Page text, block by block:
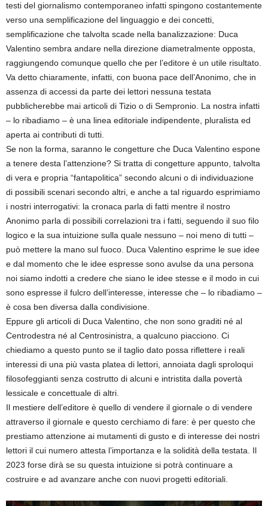
testi del giornalismo contemporaneo infatti spingono costantemente
verso una semplificazione del linguaggio e dei concetti,
semplificazione che talvolta scade nella banalizzazione: Duca
Valentino sembra andare nella direzione diametralmente opposta,
raggiungendo comunque quello che per l’editore è un utile risultato.
Va detto chiaramente, infatti, con buona pace dell’Anonimo, che in
assenza di accessi da parte dei lettori nessuna testata
pubblicherebbe mai articoli di Tizio o di Sempronio. La nostra infatti
– lo ribadiamo – è una linea editoriale indipendente, pluralista ed
aperta ai contributi di tutti.
Se non la forma, saranno le congetture che Duca Valentino espone
a tenere desta l’attenzione? Si tratta di congetture appunto, talvolta
di vera e propria “fantapolitica” secondo alcuni o di individuazione
di possibili scenari secondo altri, e anche a tal riguardo esprimiamo
i nostri interrogativi: la cronaca parla di fatti mentre il nostro
Anonimo parla di possibili correlazioni tra i fatti, seguendo il suo filo
logico e la sua intuizione sulla quale nessuno – noi meno di tutti –
può mettere la mano sul fuoco. Duca Valentino esprime le sue idee
e dal momento che le idee espresse sono avulse da una persona
noi siamo indotti a credere che siano le idee stesse e il modo in cui
sono espresse il fulcro dell’interesse, interesse che – lo ribadiamo –
è cosa ben diversa dalla condivisione.
Eppure gli articoli di Duca Valentino, che non sono graditi né al
Centrodestra né al Centrosinistra, a qualcuno piacciono. Ci
chiediamo a questo punto se il taglio dato possa riflettere i reali
interessi di una più vasta platea di lettori, annoiata dagli sproloqui
filosofeggianti senza costrutto di alcuni e intristita dalla povertà
lessicale e concettuale di altri.
Il mestiere dell’editore è quello di vendere il giornale o di vendere
attraverso il giornale e questo cerchiamo di fare: è per questo che
prestiamo attenzione ai mutamenti di gusto e di interesse dei nostri
lettori il cui numero attesta l’importanza e la solidità della testata. Il
2023 forse dirà se su questa intuizione si potrà continuare a
costruire e ad avanzare anche con nuovi progetti editoriali.